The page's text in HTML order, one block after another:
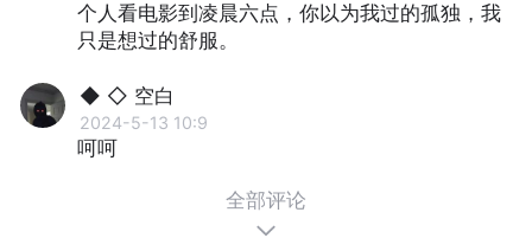
个人看电影到凌晨六点，你以为我过的孤独，我
只是想过的舒服。
◆ ◇ 空白
2024-5-13 10:9
呵呵
全部评论